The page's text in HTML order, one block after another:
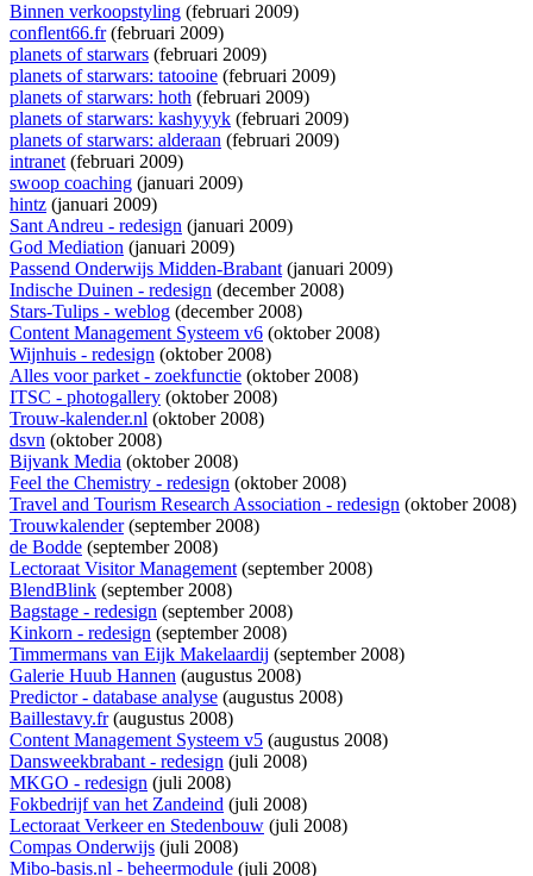
Binnen verkoopstyling (februari 2009)
conflent66.fr(februari 2009)
planets of starwars (februari 2009)
planets of starwars: tatooine (februari 2009)
planets of starwars: hoth (februari 2009)
planets of starwars: kashyyyk (februari 2009)
planets of starwars: alderaan (februari 2009)
intranet(februari 2009)
swoop coaching (januari 2009)
hintz (januari 2009)
Sant Andreu - redesign (januari 2009)
God Mediation (januari 2009)
Passend Onderwijs Midden-Brabant(januari 2009)
Indische Duinen - redesign (december 2008)
Stars-Tulips - weblog (december 2008)
Content Management Systeem v6 (oktober 2008)
Wijnhuis - redesign (oktober 2008)
Alles voor parket - zoekfunctie (oktober 2008)
ITSC - photogallery (oktober 2008)
Trouw-kalender.nl (oktober 2008)
dsvn (oktober 2008)
Bijvank Media (oktober 2008)
Feel the Chemistry - redesign (oktober 2008)
Travel and Tourism Research Association - redesign (oktober 2008)
Trouwkalender(september 2008)
de Bodde (september 2008)
Lectoraat Visitor Management(september 2008)
BlendBlink (september 2008)
Bagstage - redesign (september 2008)
Kinkorn - redesign (september 2008)
Timmermans van Eijk Makelaardij (september 2008)
Galerie Huub Hannen (augustus 2008)
Predictor - database analyse (augustus 2008)
Baillestavy.fr(augustus 2008)
Content Management Systeem v5 (augustus 2008)
Dansweekbrabant - redesign (juli 2008)
MKGO - redesign (juli 2008)
Fokbedrijf van het Zandeind (juli 2008)
Lectoraat Verkeer en Stedenbouw (juli 2008)
Compas Onderwijs (juli 2008)
Mibo-basis.nl - beheermodule (juli 2008)